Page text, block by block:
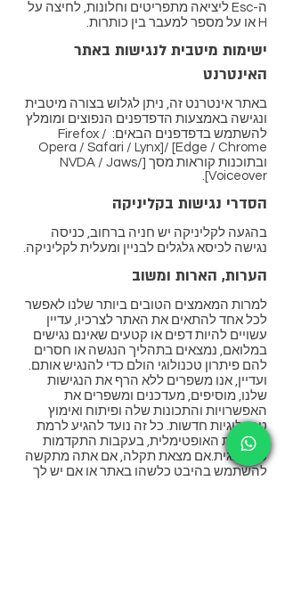
ה-Esc ליציאה מתפריטים וחלונות, לחיצה על
H או על מספר למעבר בין כותרות.
ישימות מיטבית לנגישות באתר
האינטרנט
באתר אינטרנט זה, ניתן לגלוש בצורה מיטבית
ונגישה באמצעות הדפדפנים הנפוצים ומומלץ
להשתמש בדפדפנים הבאים: Firefox /
Opera / Safari / Lynx]/ [Edge / Chrome
ובתוכנות קוראות מסך [NVDA / Jaws/
Voiceover].
הסדרי נגישות בקליניקה
בהגעה לקליניקה יש חניה ברחוב, כניסה
נגישה לכיסא גלגלים לבניין ומעלית לקליניקה.
הערות, הארות ומשוב
למרות המאמצים הטובים ביותר שלנו לאפשר
לכל אחד להתאים את האתר לצרכיו, עדיין
עשויים להיות דפים או קטעים שאינם נגישים
במלואם, נמצאים בתהליך הנגשה או חסרים
להם פיתרון טכנולוגי הולם כדי להנגיש אותם.
ועדיין, אנו משפרים ללא הרף את הנגישות
שלנו, מוסיפים, מעדכנים ומשפרים את
האפשרויות והתכונות שלה ופיתוח ואימוץ
טכנולוגיות חדשות. כל זה נועד להגיע לרמת
הנגישות האופטימלית, בעקבות התקדמות
טכנולוגית.אם מצאת תקלה, אם אתה מתקשה
להשתמש בהיבט כלשהו באתר או אם יש לך